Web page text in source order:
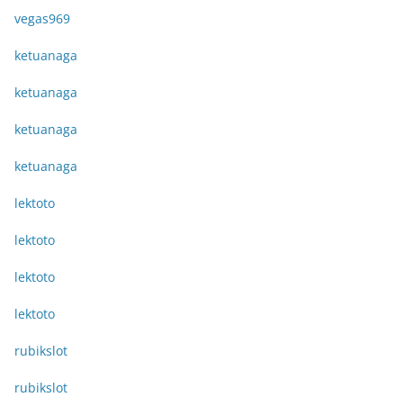
vegas969
ketuanaga
ketuanaga
ketuanaga
ketuanaga
lektoto
lektoto
lektoto
lektoto
rubikslot
rubikslot